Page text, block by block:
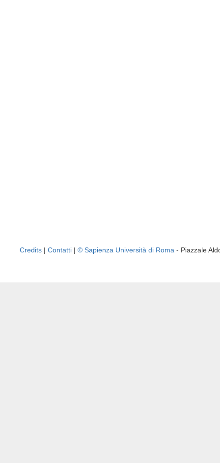
Credits | Contatti | © Sapienza Università di Roma - Piazzale